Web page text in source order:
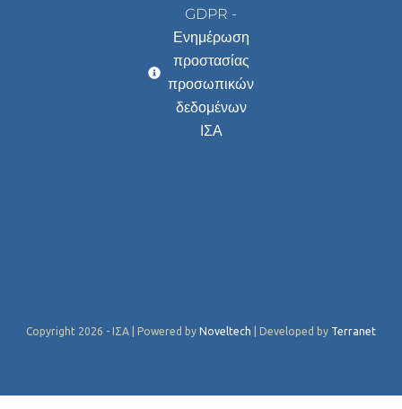
GDPR -
Ενημέρωση
προστασίας
προσωπικών
δεδομένων
ΙΣΑ
Copyright 2026 - ΙΣΑ | Powered by Noveltech | Developed by Terranet